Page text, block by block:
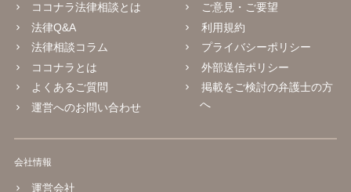
ココナラ法律相談とは
法律Q&A
法律相談コラム
ココナラとは
よくあるご質問
運営へのお問い合わせ
ご意見・ご要望
利用規約
プライバシーポリシー
外部送信ポリシー
掲載をご検討の弁護士の方
へ
会社情報
運営会社